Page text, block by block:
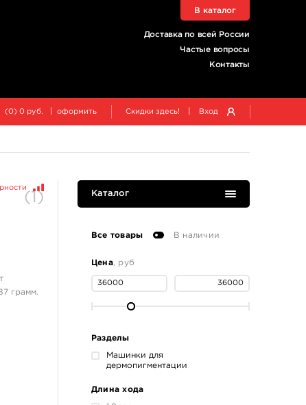
Доставка по всей России
Частые вопросы
Контакты
В каталог
(0) 0 руб. оформить Скидки здесь! Вход
(1 )
грамм.
Каталог
Все товары В наличии
Цена, руб
Разделы
Машинки для
дермопигментации
Длина хода